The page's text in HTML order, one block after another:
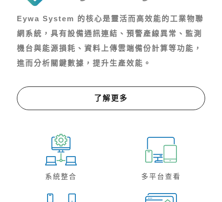
Eywa System 的核心是靈活而高效能的工業物聯
網系統，具有設備通訊連結、預警產線異常、監測
機台與能源損耗、資料上傳雲端備份計算等功能，
進而分析關鍵數據，提升生產效能。
了解更多
系統整合 多平台查看